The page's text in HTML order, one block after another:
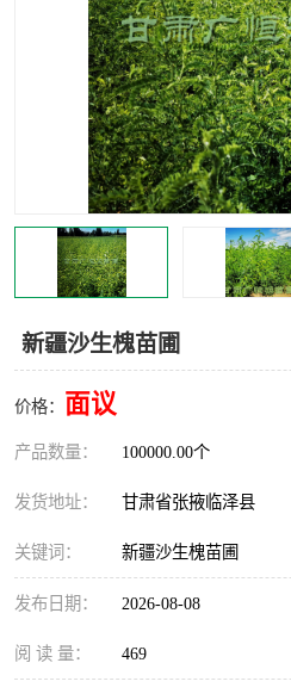
新疆沙生槐苗圃
价格： 面议
产品数量： 100000.00个
发货地址： 甘肃省张掖临泽县
关键词： 新疆沙生槐苗圃
发布日期： 2026-08-08
阅 读 量： 469
沙棘苗
砂生槐